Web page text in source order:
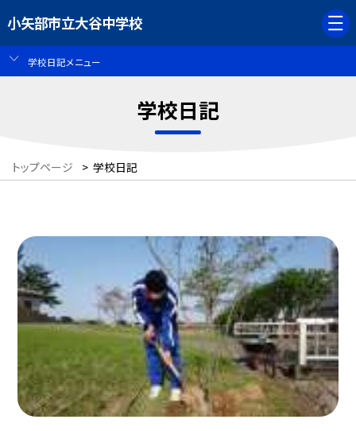
小矢部市立大谷中学校
学校日記メニュー
学校日記
トップページ > 学校日記